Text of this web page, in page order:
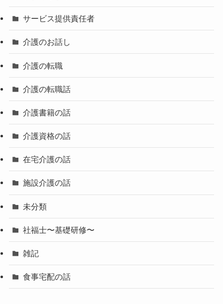
サービス提供責任者
介護のお話し
介護の転職
介護の転職話
介護書籍の話
介護資格の話
在宅介護の話
施設介護の話
未分類
社福士〜基礎研修〜
雑記
食事宅配の話